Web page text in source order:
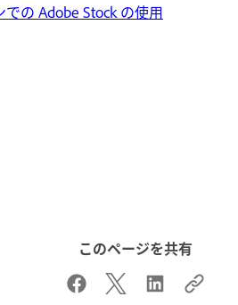
の Adobe Stock の使用
このページを共有